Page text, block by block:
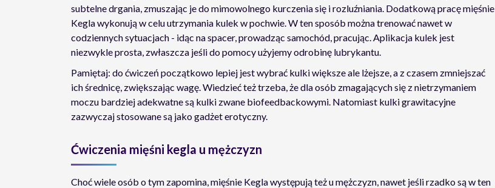
subtelne drgania, zmuszając je do mimowolnego kurczenia się i rozluźniania. Dodatkową pracę mięśnie
Kegla wykonują w celu utrzymania kulek w pochwie. W ten sposób można trenować nawet w
codziennych sytuacjach - idąc na spacer, prowadząc samochód, pracując. Aplikacja kulek jest
niezwykle prosta, zwłaszcza jeśli do pomocy użyjemy odrobinę lubrykantu.
Pamiętaj: do ćwiczeń początkowo lepiej jest wybrać kulki większe ale lżejsze, a z czasem zmniejszać
ich średnicę, zwiększając wagę. Wiedzieć też trzeba, że dla osób zmagających się z nietrzymaniem
moczu bardziej adekwatne są kulki zwane biofeedbackowymi. Natomiast kulki grawitacyjne
zazwyczaj stosowane są jako gadżet erotyczny.
Ćwiczenia mięśni kegla u mężczyzn
Choć wiele osób o tym zapomina, mięśnie Kegla występują też u mężczyzn, nawet jeśli rzadko są w ten